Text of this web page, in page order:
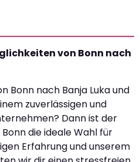
von Bonn nach
Bonn nach Banja Luka und
zuverlässigen und
Dann ist der
die ideale Wahl für
Erfahrung und unserem